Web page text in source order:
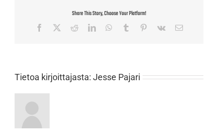
Share This Story, Choose Your Platform!
Facebook RedditLinkedInWhatsApp
Tumblr Pinterest
Vk Sähköposti
Tietoa kirjoittajasta: Jesse Pajari